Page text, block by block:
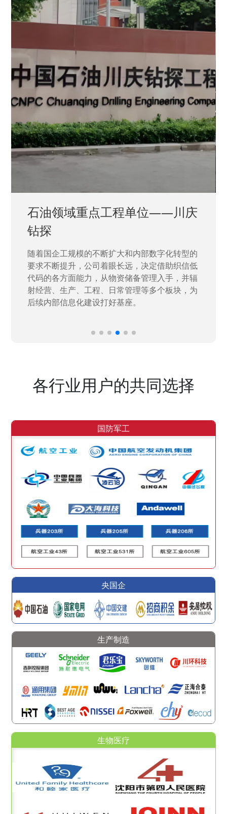
石油领域重点工程单位——川庆
钻探
随着国企工规模的不断扩大和内部数字化转型的
要求不断提升，公司着眼长远，决定借助织信低
代码的各方面能力，从物资储备管理入手，并辐
射经营、生产、工程、日常管理等多个板块，为
后续内部信息化建设打好基座。
各行业用户的共同选择
国防军工
央国企
生产制造
生物医疗